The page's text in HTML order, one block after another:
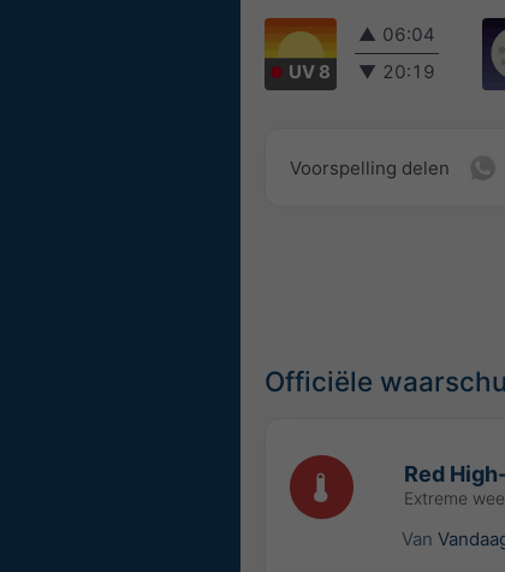
UV 8
▲ 06:04
▼ 20:19
Voorspelling delen
Officiële
Red
Extreme
Van